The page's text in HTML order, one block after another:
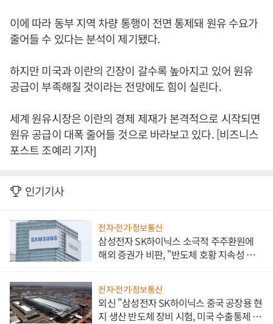
이에 따라 동부 지역 차량 통행이 전면 통제돼 원유 수요가
줄어들 수 있다는 분석이 제기됐다.
하지만 미국과 이란의 긴장이 갈수록 높아지고 있어 원유
공급이 부족해질 것이라는 전망에도 힘이 실린다.
세계 원유시장은 이란의 경제 제재가 본격적으로 시작되면
원유 공급이 대폭 줄어들 것으로 바라보고 있다. [비즈니스
포스트 조예리 기자]
인기기사
전자·전기·정보통신
삼성전자 SK하이닉스 소극적 주주환원에
해외 증권가 비판, "반도체 호황 지속성 의
전자·전기·정보통신
외신 "삼성전자 SK하이닉스 중국 공장용 현
지 생산 반도체 장비 시험, 미국 수출통제 대